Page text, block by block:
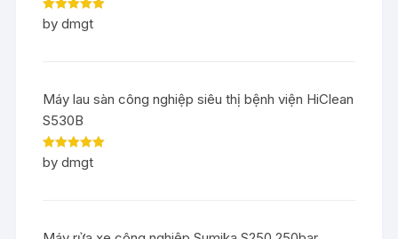
Rated5out
of 5
by dmgt
Máy lau sàn công nghiệp siêu thị bệnh viện HiClean
S530B
Rated5out
of 5
by dmgt